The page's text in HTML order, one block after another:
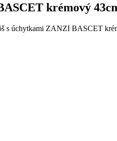
krémový
s úchytkami ZANZI BASCET